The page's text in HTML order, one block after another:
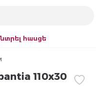
հասցե
110x30